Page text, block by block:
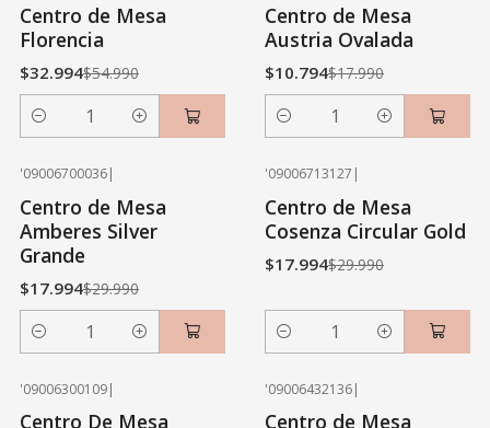
Centro de Mesa
Florencia
$32.994$54.990
Cantidad
Centro de Mesa
Austria Ovalada
$10.794$17.990
Cantidad
'09006700036|
Centro de Mesa
Amberes Silver
Grande
$17.994$29.990
Cantidad
'09006713127 |
Centro de Mesa
Cosenza Circular Gold
$17.994$29.990
Cantidad
'09006300109|
Centro De Mesa
'09006432136|
Centro de Mesa